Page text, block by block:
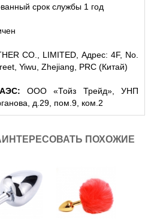
срок службы 1 год
CO., LIMITED, Адрес: 4F, No.
Yiwu, Zhejiang, PRC (Китай)
ООО «Тойз Трейд», УНП
д.29, пом.9, ком.2
ПОХОЖИЕ